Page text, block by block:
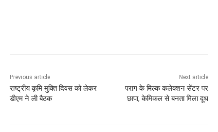
Previous article
राष्ट्रीय कृमि मुक्ति दिवस को लेकर
डीएम ने ली बैठक
Next article
पराग के मिल्क कलेक्शन सेंटर पर
छापा, केमिकल से बनता मिला दूध